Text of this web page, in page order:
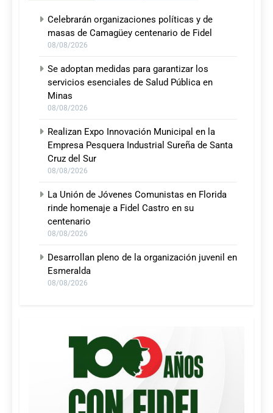
Celebrarán organizaciones políticas y de
masas de Camagüey centenario de Fidel
08/08/2026
Se adoptan medidas para garantizar los
servicios esenciales de Salud Pública en
Minas
08/08/2026
Realizan Expo Innovación Municipal en la
Empresa Pesquera Industrial Sureña de Santa
Cruz del Sur
08/08/2026
La Unión de Jóvenes Comunistas en Florida
rinde homenaje a Fidel Castro en su
centenario
08/08/2026
Desarrollan pleno de la organización juvenil en
Esmeralda
08/08/2026